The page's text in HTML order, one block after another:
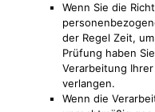
Wenn Sie die
der Regel Zeit,
Prüfung haben
Verarbeitung
verlangen.
Wenn die